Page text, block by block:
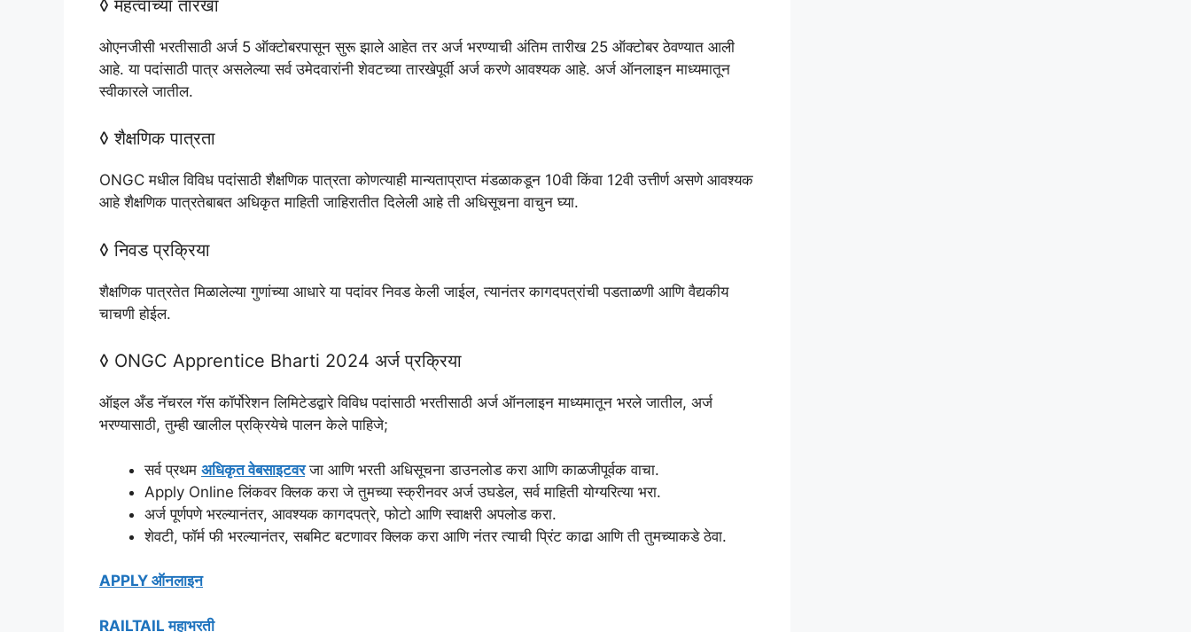
◊ महत्वाच्या तारखा
ओएनजीसी भरतीसाठी अर्ज 5 ऑक्टोबरपासून सुरू झाले आहेत तर अर्ज भरण्याची अंतिम तारीख 25 ऑक्टोबर ठेवण्यात आली
आहे. या पदांसाठी पात्र असलेल्या सर्व उमेदवारांनी शेवटच्या तारखेपूर्वी अर्ज करणे आवश्यक आहे. अर्ज ऑनलाइन माध्यमातून
स्वीकारले जातील.
◊ शैक्षणिक पात्रता
ONGC मधील विविध पदांसाठी शैक्षणिक पात्रता कोणत्याही मान्यताप्राप्त मंडळाकडून 10वी किंवा 12वी उत्तीर्ण असणे आवश्यक
आहे शैक्षणिक पात्रतेबाबत अधिकृत माहिती जाहिरातीत दिलेली आहे ती अधिसूचना वाचुन घ्या.
◊ निवड प्रक्रिया
शैक्षणिक पात्रतेत मिळालेल्या गुणांच्या आधारे या पदांवर निवड केली जाईल, त्यानंतर कागदपत्रांची पडताळणी आणि वैद्यकीय
चाचणी होईल.
◊ ONGC Apprentice Bharti 2024 अर्ज प्रक्रिया
ऑइल अँड नॅचरल गॅस कॉर्पोरेशन लिमिटेडद्वारे विविध पदांसाठी भरतीसाठी अर्ज ऑनलाइन माध्यमातून भरले जातील, अर्ज
भरण्यासाठी, तुम्ही खालील प्रक्रियेचे पालन केले पाहिजे;
सर्व प्रथम अधिकृत वेबसाइटवरजा आणि भरती अधिसूचना डाउनलोड करा आणि काळजीपूर्वक वाचा.
Apply Online लिंकवर क्लिक करा जे तुमच्या स्क्रीनवर अर्ज उघडेल, सर्व माहिती योग्यरित्या भरा.
अर्ज पूर्णपणे भरल्यानंतर, आवश्यक कागदपत्रे, फोटो आणि स्वाक्षरी अपलोड करा.
शेवटी, फॉर्म फी भरल्यानंतर, सबमिट बटणावर क्लिक करा आणि नंतर त्याची प्रिंट काढा आणि ती तुमच्याकडे ठेवा.
APPLY ऑनलाइन
RAILTAIL महाभरती